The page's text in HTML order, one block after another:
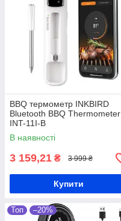
BBQ термометр INKBIRD
Bluetooth BBQ Thermometer
INT-11I-B
В наявності
3 159,21 ₴ 3 999 ₴
Купити
Топ –20%